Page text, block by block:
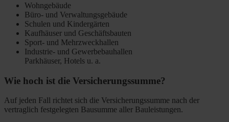
Wohngebäude
Büro- und Verwaltungsgebäude
Schulen und Kindergärten
Kaufhäuser und Geschäftsbauten
Sport- und Mehrzweckhallen
Industrie- und Gewerbebauhallen
Parkhäuser, Hotels u. a.
Wie hoch ist die Versicherungssumme?
Auf jeden Fall richtet sich die Versicherungssumme nach der
vertraglich festgelegten Bausumme aller Bauleistungen.